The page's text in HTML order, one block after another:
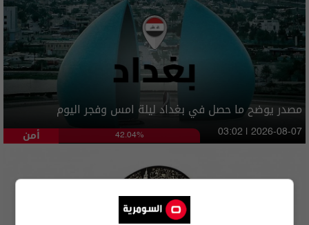
مصدر يوضح ما حصل في بغداد ليلة امس وفجر اليوم
أمن 42.04% 03:02 | 2026-08-07